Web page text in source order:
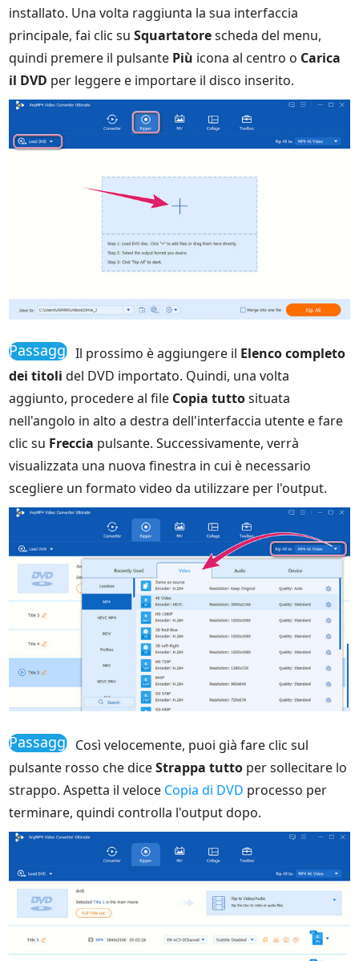
installato. Una volta raggiunta la sua interfaccia
principale, fai clic suSquartatorescheda del menu,
quindi premere il pulsante Più icona al centro o Carica
il DVD per leggere e importare il disco inserito.
Passaggio
3
Il prossimo è aggiungere il Elenco completo
dei titoli del DVD importato. Quindi, una volta
aggiunto, procedere al file Copia tuttosituata
nell'angolo in alto a destra dell'interfaccia utente e fare
clic su Freccia pulsante. Successivamente, verrà
visualizzata una nuova finestra in cui è necessario
scegliere un formato video da utilizzare per l'output.
Passaggio
4
Così velocemente, puoi già fare clic sul
pulsante rosso che diceStrappa tutto per sollecitare lo
strappo. Aspetta il veloce Copia di DVD processo per
terminare, quindi controlla l'output dopo.